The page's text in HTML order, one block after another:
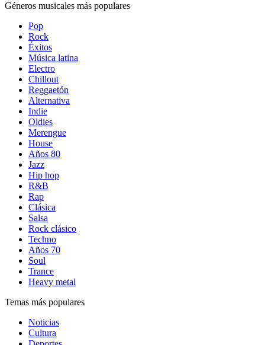
Géneros musicales más populares
Pop
Rock
Éxitos
Música latina
Electro
Chillout
Reggaetón
Alternativa
Indie
Oldies
Merengue
House
Años 80
Jazz
Hip hop
R&B
Rap
Clásica
Salsa
Rock clásico
Techno
Años 70
Soul
Trance
Heavy metal
Temas más populares
Noticias
Cultura